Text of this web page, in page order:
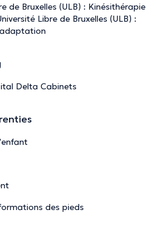
de Bruxelles (ULB) : Kinésithérapie
Libre de Bruxelles (ULB) :
Delta Cabinets
des pieds